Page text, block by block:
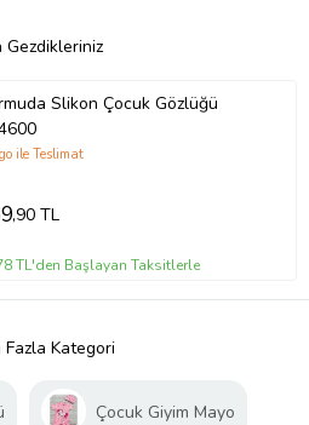
Gezdikleriniz
Slikon Çocuk Gözlüğü
ile Teslimat
,90 TL
TL'den Başlayan Taksitlerle
Fazla Kategori
Çocuk Giyim Mayo